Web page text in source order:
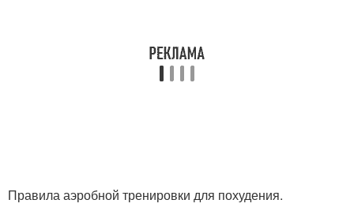
Правила аэробной тренировки для похудения.